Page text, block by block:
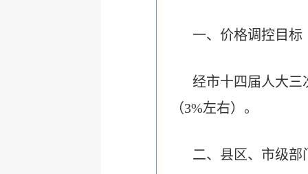
一、价格调控目标
经市十四届人大三
（3%左右）。
二、县区、市级部